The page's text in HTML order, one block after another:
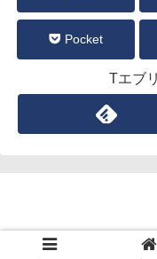
Pocket
Tエブ
Copyright © 2019-